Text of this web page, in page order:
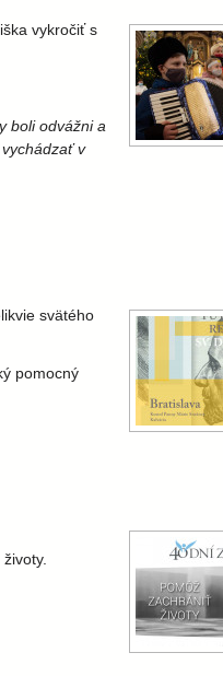
vykročiť s
boli odvážni a
v
svätého
pomocný